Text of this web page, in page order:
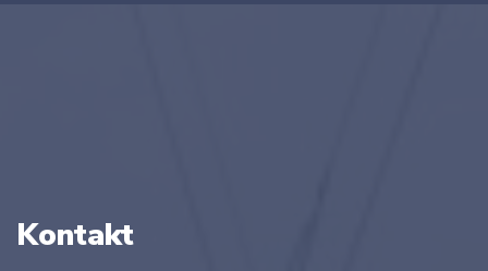
Kontakt